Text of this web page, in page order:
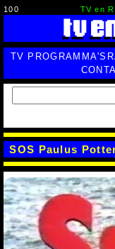
100 TV en
TV PROGRAMMA'S
SOS Paulus